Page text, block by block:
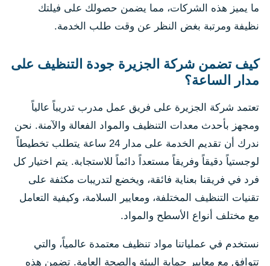
ما يميز هذه الشركات، مما يضمن حصولك على فيلتك
نظيفة ومرتبة بغض النظر عن وقت طلب الخدمة.
كيف تضمن شركة الجزيرة جودة التنظيف على
مدار الساعة؟
تعتمد شركة الجزيرة على فريق عمل مدرب تدريباً عالياً
ومجهز بأحدث معدات التنظيف والمواد الفعالة والآمنة. نحن
ندرك أن تقديم الخدمة على مدار 24 ساعة يتطلب تخطيطاً
لوجستياً دقيقاً وفريقاً مستعداً دائماً للاستجابة. يتم اختيار كل
فرد في فريقنا بعناية فائقة، ويخضع لتدريبات مكثفة على
تقنيات التنظيف المختلفة، ومعايير السلامة، وكيفية التعامل
مع مختلف أنواع الأسطح والمواد.
نستخدم في عملياتنا مواد تنظيف معتمدة عالمياً، والتي
تتوافق مع معايير حماية البيئة والصحة العامة. تضمن هذه